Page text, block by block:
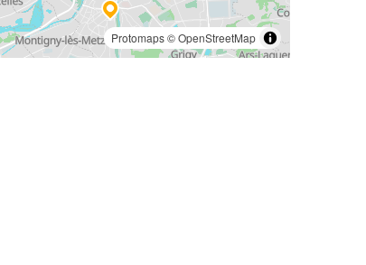
Protomaps©OpenStreetMap